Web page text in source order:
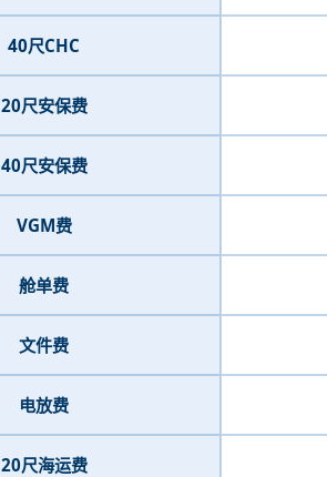
40尺CHC
20尺安保费
40尺安保费
VGM费
舱单费
文件费
电放费
20尺海运费